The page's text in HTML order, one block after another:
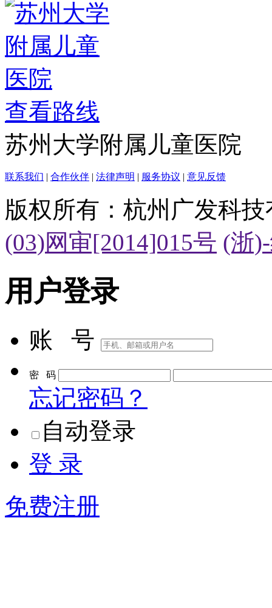
查看路线
苏州大学附属儿童医院
联系我们 | 合作伙伴 | 法律声明 | 服务协议 | 意见反馈
版权所有：杭州广发科
(03)网审[2014]015号 (浙
用户登录
账 号
密 码
忘记密码？
自动登录
登 录
免费注册